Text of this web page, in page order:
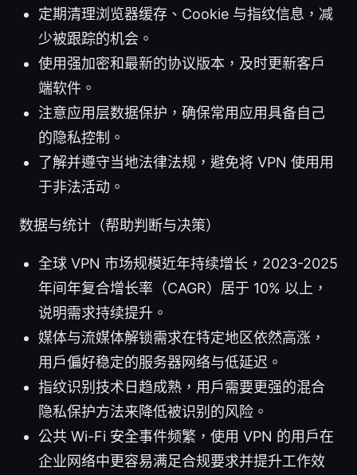
定期清理浏览器缓存、Cookie 与指纹信息，减
少被跟踪的机会。
使用强加密和最新的协议版本，及时更新客户
端软件。
注意应用层数据保护，确保常用应用具备自己
的隐私控制。
了解并遵守当地法律法规，避免将 VPN 使用用
于非法活动。
数据与统计（帮助判断与决策）
全球 VPN 市场规模近年持续增长，2023-2025
年间年复合增长率（CAGR）居于 10% 以上，
说明需求持续提升。
媒体与流媒体解锁需求在特定地区依然高涨，
用户偏好稳定的服务器网络与低延迟。
指纹识别技术日趋成熟，用户需要更强的混合
隐私保护方法来降低被识别的风险。
公共 Wi-Fi 安全事件频繁，使用 VPN 的用户在
企业网络中更容易满足合规要求并提升工作效